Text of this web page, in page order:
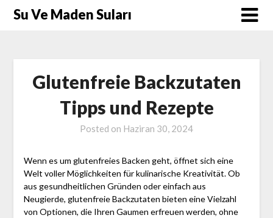
SkipSu Ve Maden Suları
Glutenfreie Backzutaten
Tipps und Rezepte
Posted on Haziran 30, 2024
Wenn es um glutenfreies Backen geht, öffnet sich eine
Welt voller Möglichkeiten für kulinarische Kreativität. Ob
aus gesundheitlichen Gründen oder einfach aus
Neugierde, glutenfreie Backzutaten bieten eine Vielzahl
von Optionen, die Ihren Gaumen erfreuen werden, ohne